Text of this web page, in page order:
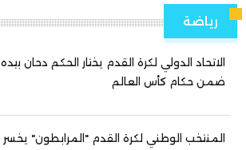
رياضة
الاتحاد الدولي لكرة القدم يختار الحكم دحان بيده
ضمن حكام كأس العالم
المنتخب الوطني لكرة القدم "المرابطون" يخسر